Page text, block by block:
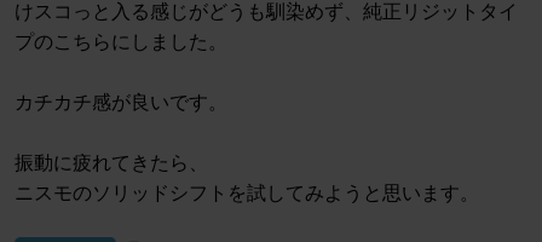
けスコっと入る感じがどうも馴染めず、純正リジットタイ
プのこちらにしました。
カチカチ感が良いです。
振動に疲れてきたら、
ニスモのソリッドシフトを試してみようと思います。